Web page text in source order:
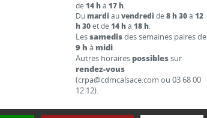
de14 hà17 h.
Dumardi auvendredi de8 h 30à12
h 30et de14 hà18 h.
Lessamedisdes semaines paires de
9 h à midi.
Autres horaires possiblessur
rendez-vous
(crpa@cdmcalsace.com ou 03 68 00
12 12).